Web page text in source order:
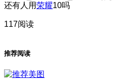
还有人用荣耀10吗
117阅读
推荐阅读